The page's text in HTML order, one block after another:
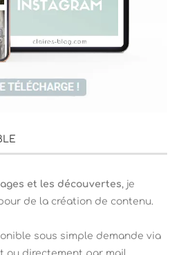
et les découvertes, je
de la création de contenu.
sous simple demande via